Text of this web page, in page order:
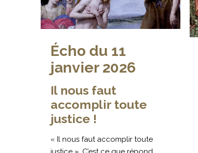
Écho du 11
janvier 2026
Il nous faut
accomplir toute
justice !
« Il nous faut accomplir toute